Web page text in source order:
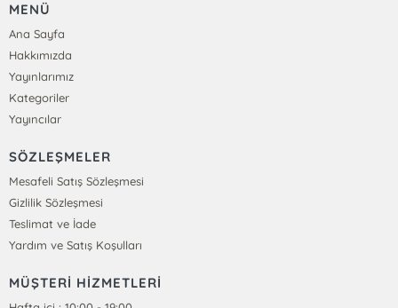
MENÜ
Ana Sayfa
Hakkımızda
Yayınlarımız
Kategoriler
Yayıncılar
SÖZLEŞMELER
Mesafeli Satış Sözleşmesi
Gizlilik Sözleşmesi
Teslimat ve İade
Yardım ve Satış Koşulları
MÜŞTERİ HİZMETLERİ